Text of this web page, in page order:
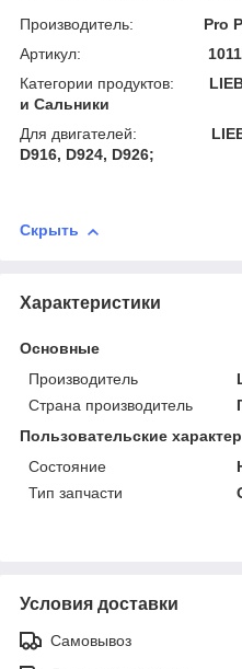
Производитель:
Pro
Артикул:
Категории продуктов:
и Сальники
Для двигателей:
D916, D924, D926;
Скрыть
Характеристики
Основные
Производитель
Страна производитель
Пользовательские
Состояние
Тип запчасти
Условия доставки
Самовывоз